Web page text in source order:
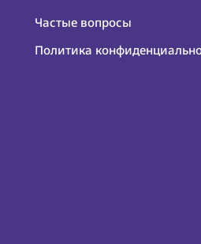
Частые вопросы
Политика